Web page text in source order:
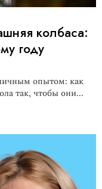
колбаса:
году
опытом: как
так, чтобы они...